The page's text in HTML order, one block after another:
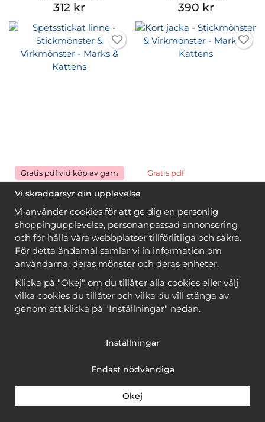
312 kr 390 kr
Gratis pdf vid köp av garn
Spetsstickat linne
Garnkostnad från
156 kr
Gratis pdf
49 kr
Vi skräddarsyr din upplevelse
Vi använder cookies för att ge dig en personlig
shoppingupplevelse, personanpassad annonsering
och för hålla våra webbplatser tillförlitliga och säkra.
För detta ändamål samlar vi in information om
användarna, deras mönster och deras enheter.
Klicka på "Okej" om du tillåter alla cookies eller välj
vilka cookies du tillåter och vilka du vill stänga av
genom att klicka på "Inställningar" nedan.
Inställningar
Endast nödvändiga
Okej